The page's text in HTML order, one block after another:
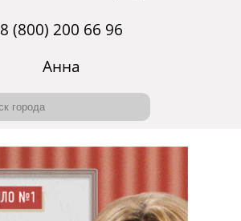
8 (800) 200 66 96
Анна